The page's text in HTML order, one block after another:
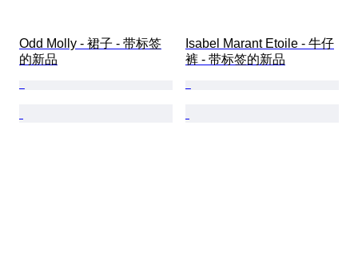
Odd Molly - 裙子 - 带标签
的新品
Isabel Marant Etoile - 牛仔
裤 - 带标签的新品